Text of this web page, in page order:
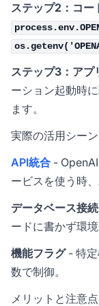
ステップ2：コー
ステップ3：アプ
ーション起動時
ます。
実際の活用シーン
API統合 - OpenAI
ービスを使う時
データベース接続
ードに書かず環境
機能フラグ- 特定
数で制御。
メリットと注意点